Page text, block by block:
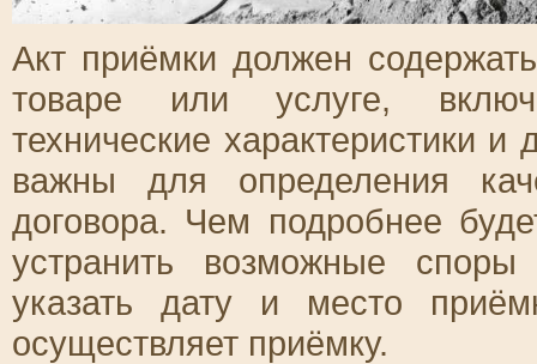
Акт приёмки должен
товаре или услуге,
технические характеристики
важны для определения
договора. Чем подробнее
устранить возможные
указать дату и место
осуществляет приёмку.